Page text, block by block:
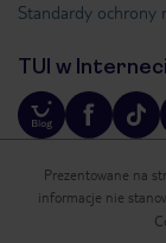
Standardy ochrony
TUI w
Prezentowane na
informacje nie